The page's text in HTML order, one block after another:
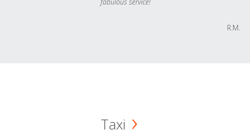
R.M.
Taxi